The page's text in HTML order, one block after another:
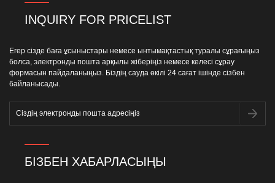
INQUIRY FOR PRICELIST
Егер сізде баға ұсыныстары немесе ынтымақтастық туралы сұрағыңыз
болса, электронды пошта арқылы жіберіңіз немесе келесі сұрау
формасын пайдаланыңыз. Біздің сауда өкілі 24 сағат ішінде сізбен
байланысады.
БІЗБЕН ХАБАРЛАСЫҢЫ